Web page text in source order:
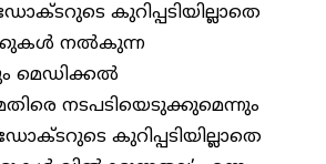
കുറിപ്പടിയില്ലാതെ
നൽകുന്ന
മെഡിക്കൽ
നടപടിയെടുക്കുമെന്നും
കുറിപ്പടിയില്ലാതെ